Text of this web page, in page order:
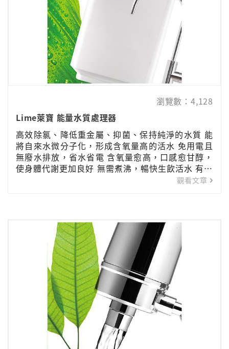
瀏覽數：4,128
Lime萊寶 能量水質處理器
高效除氯、降低重金屬、抑菌、保持純淨的水質 能
將自來水微分子化，形成含氧量高的活水 免用電且
無廢水排放，省水省電 含氧量愈高，口感愈甘醇，
使身體代謝更加良好 無需煮沸，暢快生飲活水 有效
觀看文章